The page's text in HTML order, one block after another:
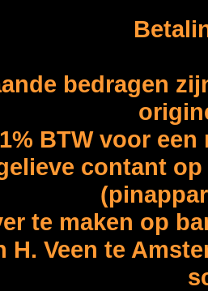
bedragen
BTW voor
contant
te maken op
H. Veen te